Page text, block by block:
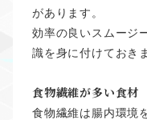
があります。
効率の良いスムージ
識を身に付けておき
食物繊維が多い食材
食物繊維は腸内環境